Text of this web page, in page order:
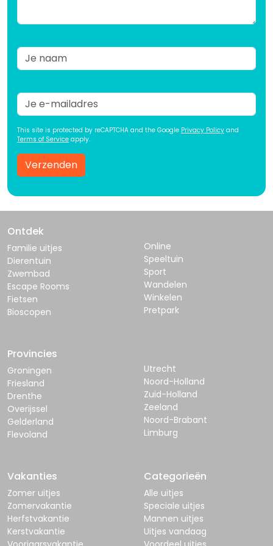
This site is protected by reCAPTCHA and the Google Privacy Policy and
Terms of Service apply.
Verzenden
Ontdek
Familie uitjes
Dierentuin
Zwembad
Escape Rooms
Fietsen
Bioscopen
Online
Speeltuin
Sport
Wandelen
Winkelen
Pretpark
Provincies
Groningen
Friesland
Drenthe
Overijssel
Gelderland
Flevoland
Utrecht
Noord-Holland
Zuid-Holland
Zeeland
Noord-Brabant
Limburg
Vakanties
Zomer uitjes
Zomervakantie
Herfstvakantie
Kerstvakantie
Categorieën
Alle uitjes
Speciale uitjes
Mannen uitjes
Uitjes vandaag